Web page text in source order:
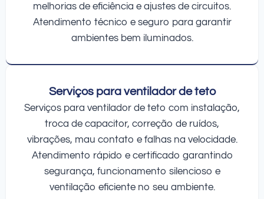
melhorias de eficiência e ajustes de circuitos.
Atendimento técnico e seguro para garantir
ambientes bem iluminados.
Serviços para ventilador de teto
Serviços para ventilador de teto com instalação,
troca de capacitor, correção de ruídos,
vibrações, mau contato e falhas na velocidade.
Atendimento rápido e certificado garantindo
segurança, funcionamento silencioso e
ventilação eficiente no seu ambiente.